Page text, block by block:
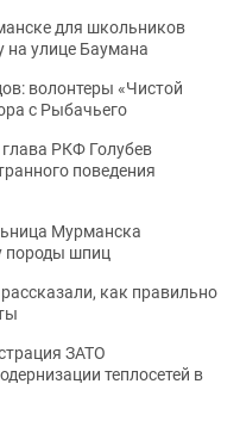
для школьников
улице Баумана
волонтеры «Чистой
с Рыбачьего
РКФ Голубев
поведения
Мурманска
породы шпиц
как правильно
ЗАТО
теплосетей в